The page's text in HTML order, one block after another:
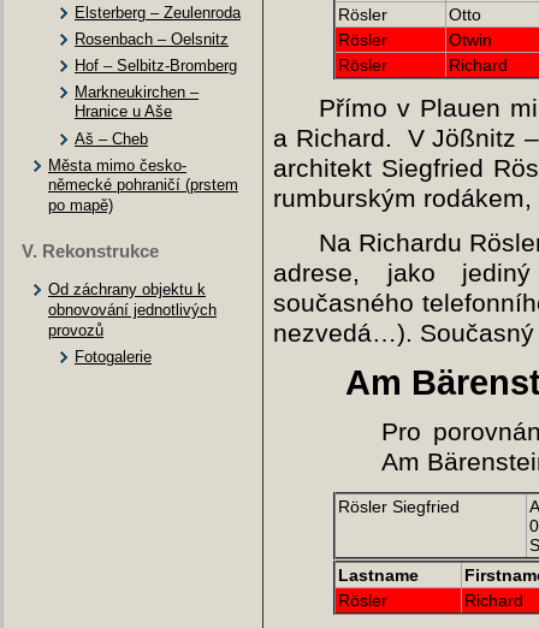
Elsterberg – Zeulenroda
Rosenbach – Oelsnitz
Hof – Selbitz-Bromberg
Markneukirchen –
Hranice u Aše
Aš – Cheb
Města mimo česko-
německé pohraničí (prstem
po mapě)
V. Rekonstrukce
Od záchrany objektu k
obnovování jednotlivých
provozů
Fotogalerie
Rösler
Otto
Rösler
Otwin
Rösler
Richard
Přímo v Plauen
a Richard. VJößnitz
architekt Siegfried
rumburským
Na Richardu
adrese, jako
současného
nezvedá…).
Am
Pro
Am
Rösler Siegfried
Lastname
Rösler
Richard